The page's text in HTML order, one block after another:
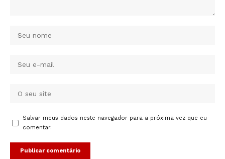
Salvar meus dados neste navegador para a próxima vez que eu
comentar.